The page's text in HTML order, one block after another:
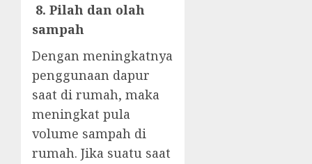
8. Pilah dan olah
sampah
Dengan meningkatnya
penggunaan dapur
saat di rumah, maka
meningkat pula
volume sampah di
rumah. Jika suatu saat